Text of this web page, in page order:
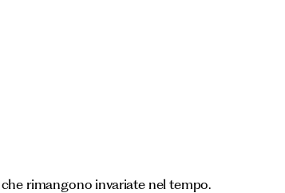
rimangono invariate nel tempo.